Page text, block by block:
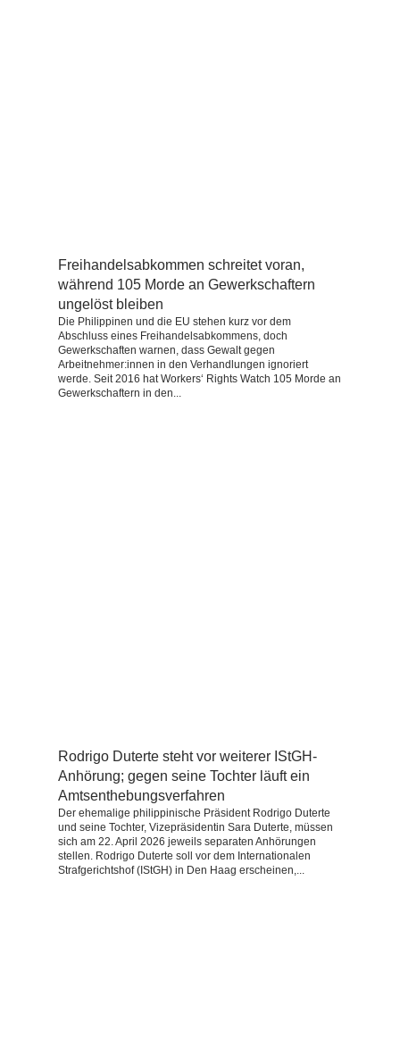
Freihandelsabkommen schreitet voran,
während 105 Morde an Gewerkschaftern
ungelöst bleiben
Die Philippinen und die EU stehen kurz vor dem
Abschluss eines Freihandelsabkommens, doch
Gewerkschaften warnen, dass Gewalt gegen
Arbeitnehmer:innen in den Verhandlungen ignoriert
werde. Seit 2016 hat Workers‘ Rights Watch 105 Morde an
Gewerkschaftern in den...
Rodrigo Duterte steht vor weiterer IStGH-
Anhörung; gegen seine Tochter läuft ein
Amtsenthebungsverfahren
Der ehemalige philippinische Präsident Rodrigo Duterte
und seine Tochter, Vizepräsidentin Sara Duterte, müssen
sich am 22. April 2026 jeweils separaten Anhörungen
stellen. Rodrigo Duterte soll vor dem Internationalen
Strafgerichtshof (IStGH) in Den Haag erscheinen,...